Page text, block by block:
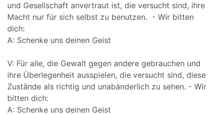
und Gesellschaft anvertraut ist, die versucht sind, ihre
Macht nur für sich selbst zu benutzen. - Wir bitten
dich:
A: Schenke uns deinen Geist
V: Für alle, die Gewalt gegen andere gebrauchen und
ihre Überlegenheit ausspielen, die versucht sind, diese
Zustände als richtig und unabänderlich zu sehen. - Wir
bitten dich:
A: Schenke uns deinen Geist